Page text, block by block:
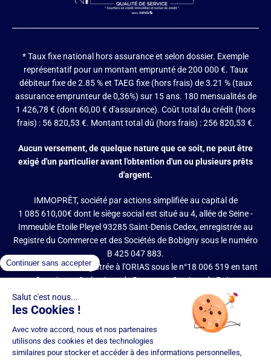
* Taux fixe national hors assurance et selon dossier. Exemple
représentatif pour un montant emprunté de 200 000 €. Taux
débiteur fixe de 2.85 % et TAEG fixe (hors frais) de 3.21 % (taux
assurance emprunteur de 0,36%) sur 15 ans. 180 mensualités de
1 426,78 € (dont 60,00 € d'assurance). Coût total du crédit (hors
frais) : 56 820,53 €. Montant total dû (hors frais) : 256 820,53 €.
Aucun versement, de quelque nature que ce soit, ne peut être
exigé d'un particulier avant l'obtention d'un ou plusieurs prêts
d'argent.
IMMOPRÊT, société par actions simplifiée au capital de
1 085 610,00€ dont le siège social est situé au 4, allée de Seine -
Immeuble Etoile Pleyel 93285 Saint-Denis Cedex, enregistrée au
Registre du Commerce et des Sociétés de Bobigny sous le numéro
B 425 047 883.
IMMOPRÊT est enregistrée à l'ORIAS sous le n°18 006 519 en tant
que Courtier en Opérations de Banque et Services de Paiement
(COBSP), Mandataire d'intermédiaire en opérations de banque et
services de paiement (MIOBSP) de la société Partners Finances
(RCS Nancy n°404 681 496, Mandataire Non Exclusif, ORIAS n°07
036 794) pour le Regroupement de crédits et Courtier d'assurance
ou de réassurance (COA).